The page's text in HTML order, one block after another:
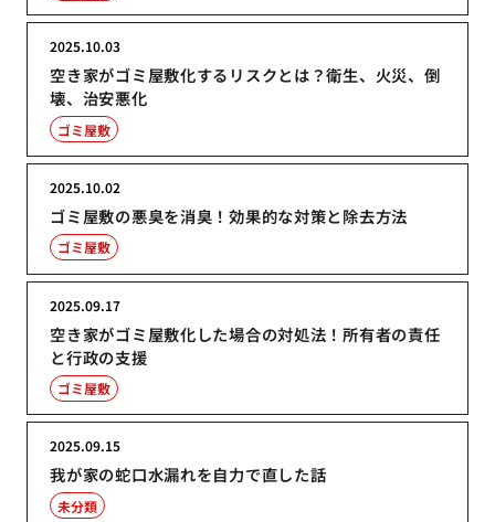
空き家がゴミ屋敷化するリスクとは？衛生、火災、倒
壊、治安悪化
2025.10.03
ゴミ屋敷
ゴミ屋敷の悪臭を消臭！効果的な対策と除去方法
2025.10.02
ゴミ屋敷
空き家がゴミ屋敷化した場合の対処法！所有者の責任
と行政の支援
2025.09.17
ゴミ屋敷
我が家の蛇口水漏れを自力で直した話
2025.09.15
未分類